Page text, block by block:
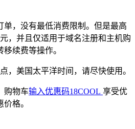
单，没有最低消费限制。但是最高
，并且仅适用于域名注册和主机购
续费等操作。
，美国太平洋时间，请尽快使用。
购物车输入优惠码18COOL 享受优
格。